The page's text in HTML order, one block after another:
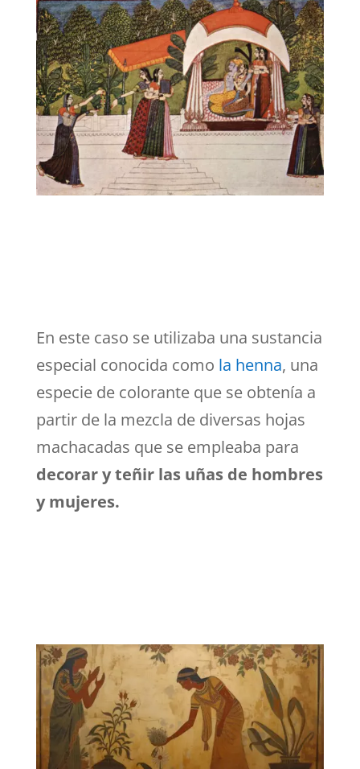
En este caso se utilizaba una sustancia
especial conocida como la henna, una
especie de colorante que se obtenía a
partir de la mezcla de diversas hojas
machacadas que se empleaba para
decorar y teñir las uñas de hombres
y mujeres.